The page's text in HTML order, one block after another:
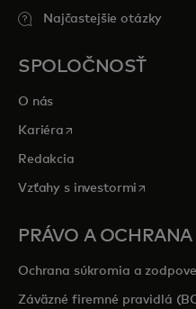
Najčastejšie otázky
SPOLOČNOSŤ
O nás
Kariéra opens in a new tab
Redakcia
Vzťahy s investormi opens in
PRÁVO A
Ochrana súkromia a
Záväzné firemné pravidlá